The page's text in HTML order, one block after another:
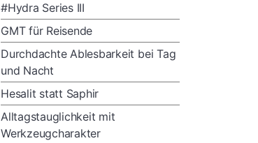
#Hydra Series III
GMT für Reisende
Durchdachte Ablesbarkeit bei Tag
und Nacht
Hesalit statt Saphir
Alltagstauglichkeit mit
Werkzeugcharakter